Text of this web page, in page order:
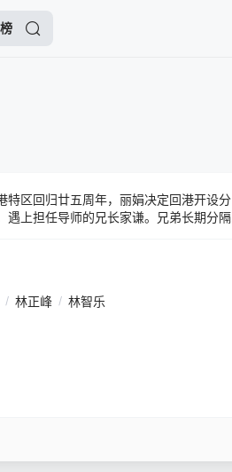
特区回归廿五周年，丽娟决定回港开设分
遇上担任导师的兄长家谦。兄弟长期分隔
。
/ 林正峰 / 林智乐